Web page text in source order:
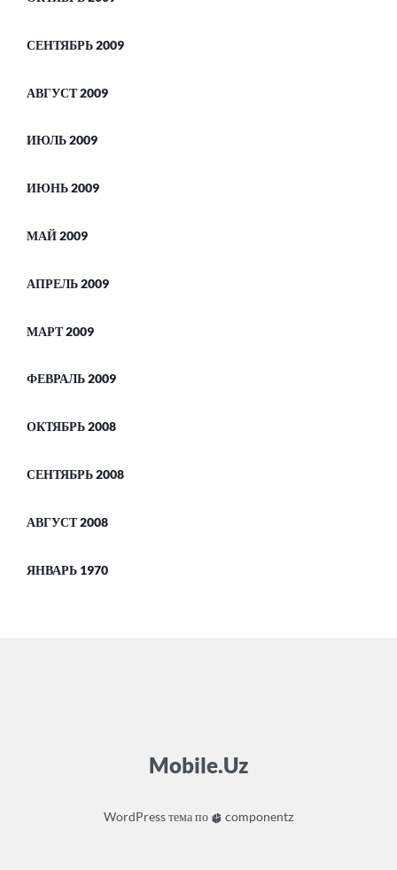
СЕНТЯБРЬ 2009
АВГУСТ 2009
ИЮЛЬ 2009
ИЮНЬ 2009
МАЙ 2009
АПРЕЛЬ 2009
МАРТ 2009
ФЕВРАЛЬ 2009
ОКТЯБРЬ 2008
СЕНТЯБРЬ 2008
АВГУСТ 2008
ЯНВАРЬ 1970
Mobile.Uz
WordPressтема по componentz